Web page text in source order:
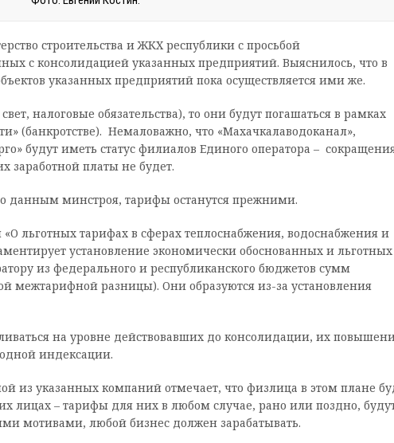
строительства и ЖКХ республики с просьбой
с консолидацией указанных предприятий. Выяснилось, что в
указанных предприятий пока осуществляется ими же.
налоговые обязательства), то они будут погашаться в рамках
(банкротстве). Немаловажно, что «Махачкалаводоканал»,
будут иметь статус филиалов Единого оператора –
заработной платы не будет.
данным минстроя, тарифы останутся прежними.
льготных тарифах в сферах теплоснабжения, водоснабжения и
установление экономически обоснованных и льготных
из федерального и республиканского бюджетов сумм
межтарифной разницы). Они образуются из-за установления
на уровне действовавших до консолидации, их
индексации.
из указанных компаний отмечает, что физлица в этом плане
лицах – тарифы для них в любом случае, рано или поздно,
мотивами, любой бизнес должен зарабатывать.